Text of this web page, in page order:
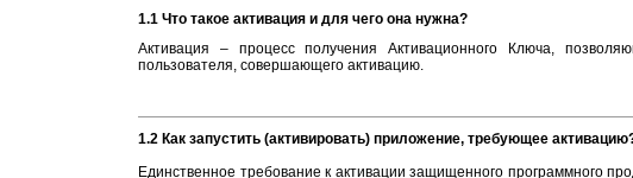
1.1 Что такое активация и для чего она нужна?
Активация – процесс получения Активационного Ключа,
пользователя, совершающего активацию.
1.2 Как запустить (активировать) приложение, требующее
Единственное требование к активации защищенного программного